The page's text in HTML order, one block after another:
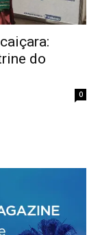
do
0